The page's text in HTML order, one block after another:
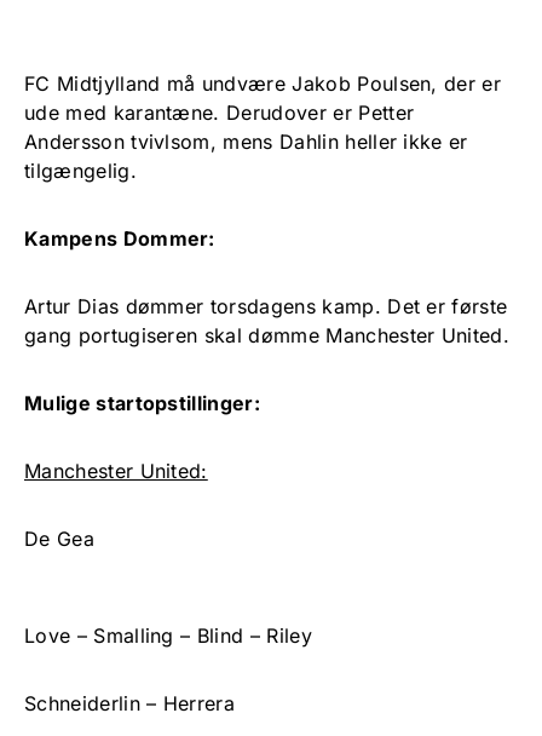
FC Midtjylland må undvære Jakob Poulsen, der er
ude med karantæne. Derudover er Petter
Andersson tvivlsom, mens Dahlin heller ikke er
tilgængelig.
Kampens Dommer:
Artur Dias dømmer torsdagens kamp. Det er første
gang portugiseren skal dømme Manchester United.
Mulige startopstillinger:
Manchester United:
De Gea
Love – Smalling – Blind – Riley
Schneiderlin – Herrera